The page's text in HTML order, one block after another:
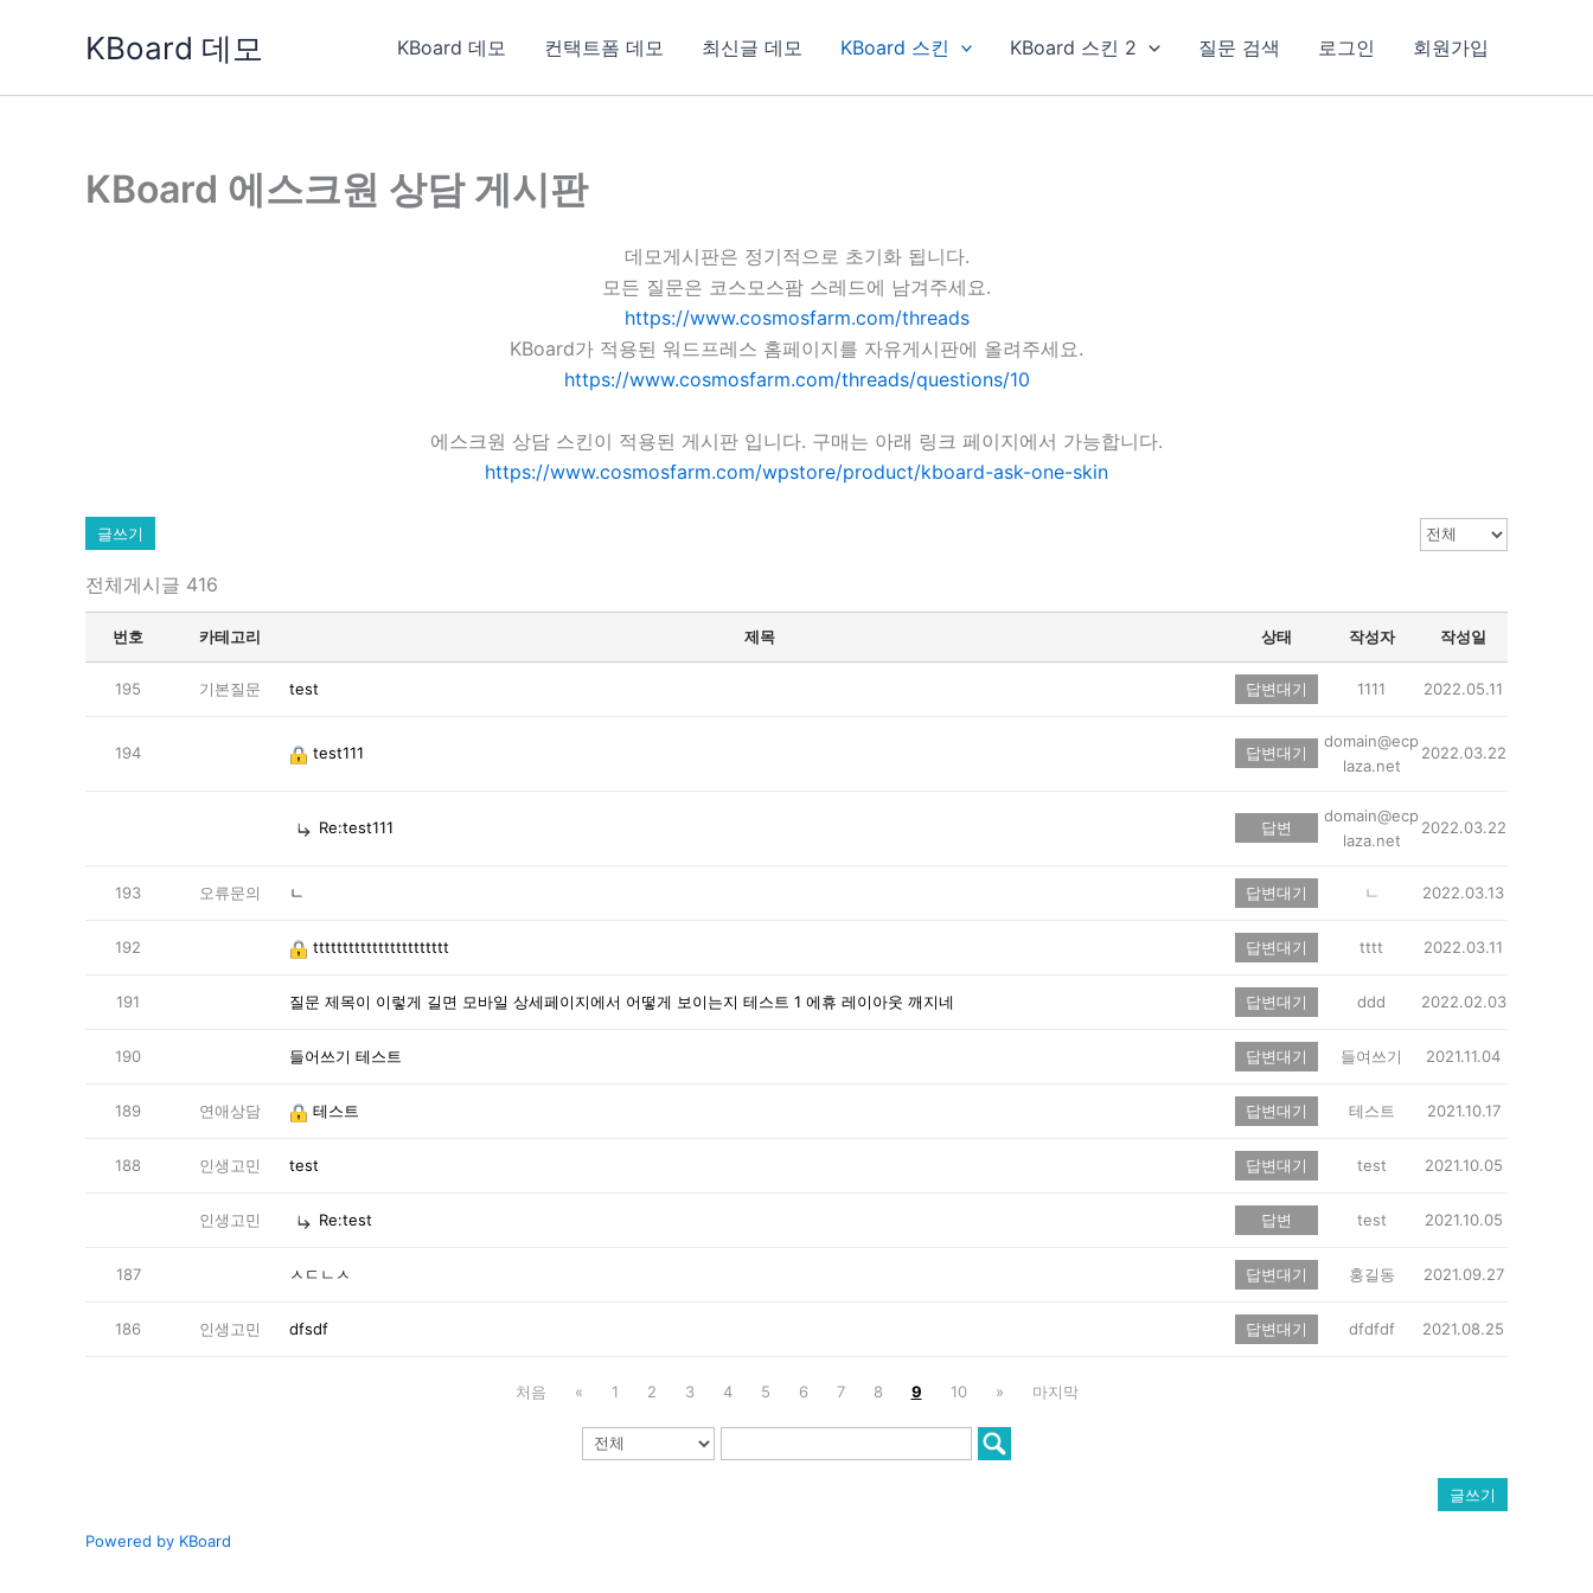
KBoard 데모 KBoard 데모 컨택트폼 데모 최신글 데모 KBoard 스킨 KBoard 스킨 2 질문 검색 로그인 회원가입
KBoard 에스크원 상담 게시판
데모게시판은 정기적으로 초기화 됩니다.
모든 질문은 코스모스팜 스레드에 남겨주세요.
https://www.cosmosfarm.com/threads
KBoard가 적용된 워드프레스 홈페이지를 자유게시판에 올려주세요.
https://www.cosmosfarm.com/threads/questions/10
에스크원 상담 스킨이 적용된 게시판 입니다. 구매는 아래 링크 페이지에서 가능합니다.
https://www.cosmosfarm.com/wpstore/product/kboard-ask-one-skin
글쓰기
전체게시글 416
번호 카테고리 제목 상태 작성자 작성일
195 기본질문 test 답변대기 1111 2022.05.11
194 test111 답변대기
domain@ecp
laza.net
2022.03.22
Re:test111 답변
domain@ecp
laza.net
2022.03.22
193 오류문의 ㄴ 답변대기 ㄴ 2022.03.13
192 ttttttttttttttttttttttt 답변대기 tttt 2022.03.11
191 질문 제목이 이렇게 길면 모바일 상세페이지에서 어떻게 보이는지 테스트 1 에휴 레이아웃 깨지네 답변대기 ddd 2022.02.03
190 들어쓰기 테스트 답변대기 들여쓰기 2021.11.04
189 연애상담 테스트 답변대기 테스트 2021.10.17
188 인생고민 test 답변대기 test 2021.10.05
인생고민 Re:test 답변 test 2021.10.05
187 ㅅㄷㄴㅅ 답변대기 홍길동 2021.09.27
186 인생고민 dfsdf 답변대기 dfdfdf 2021.08.25
처음 « 1 2 3 4 5 6 7 8 9 10 » 마지막
글쓰기
Powered by KBoard